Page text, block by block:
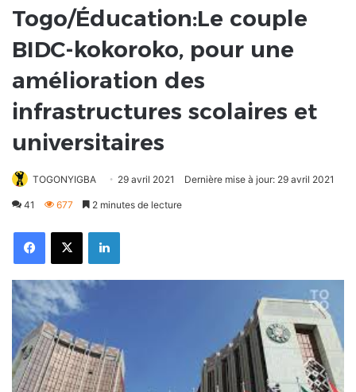
Togo/Éducation:Le couple
BIDC-kokoroko, pour une
amélioration des
infrastructures scolaires et
universitaires
TOGONYIGBA 29 avril 2021 Dernière mise à jour: 29 avril 2021
41 677 2 minutes de lecture
FacebookX Linkedin